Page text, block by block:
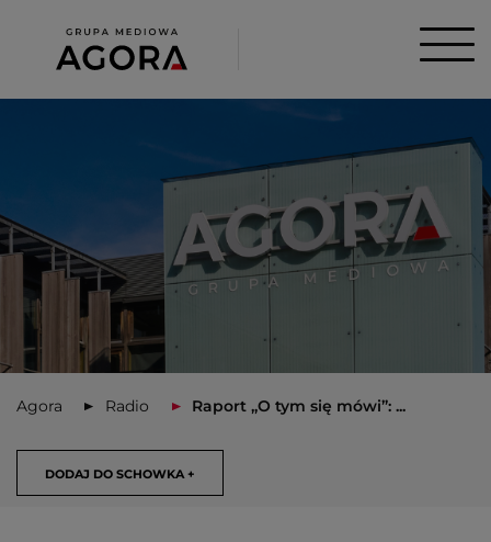
Agora Radio Raport „O tym się mówi”: ...
DODAJ DO SCHOWKA +